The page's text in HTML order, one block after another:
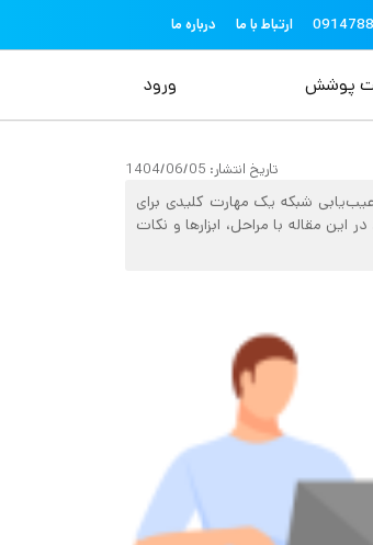
topheader
درباره ما ارتباط با ما
پوشش منوی حساب کاربری
ورود
تاریخ انتشار: 1404/06/05
شبکه یک مهارت کلیدی برای
مقاله با مراحل، ابزارها و نکات